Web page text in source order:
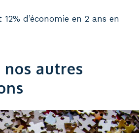
d’économie en 2 ans en
nos autres